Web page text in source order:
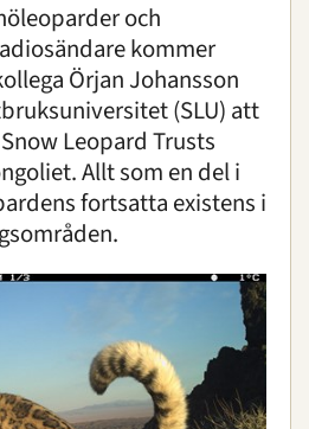
och
kommer
Örjan Johansson
(SLU) att
Leopard Trusts
Allt som en del i
fortsatta existens i